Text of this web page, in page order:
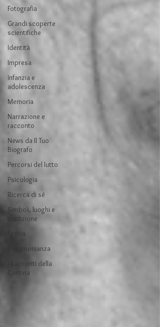
Fotografia
Grandi scoperte
scientifiche
Identità
Impresa
Infanzia e
adolescenza
Memoria
Narrazione e
racconto
News da Il Tuo
Biografo
Percorsi del lutto
Psicologia
Ricerca di sé
Simboli, luoghi e
tradizione
Storia
Testimonianza
I Racconti della
Cantina